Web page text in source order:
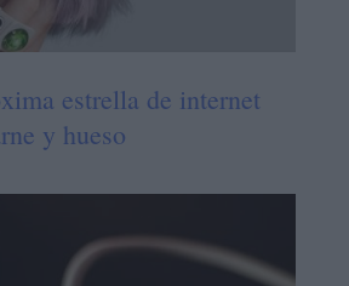
estrella de internet
y hueso